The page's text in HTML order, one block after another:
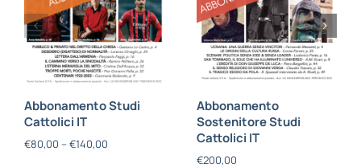
Abbonamento Studi
Cattolici IT
€80,00 – €140,00
Abbonamento
Sostenitore Studi
Cattolici IT
€200,00